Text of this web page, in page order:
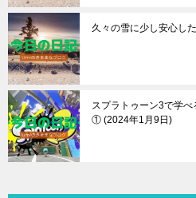
久々の雪に少し安心した
スプラトゥーン3で学
① 2024年1月9日